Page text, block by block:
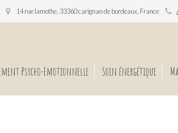
14 rue lamothe, 33360 carignan de bordeaux, France
Psycho-Emotionnelle Soin énergétique